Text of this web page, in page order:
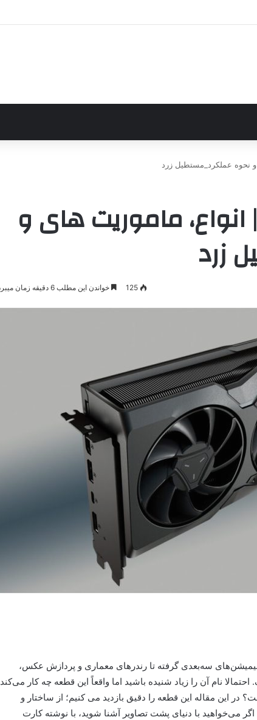
نحوه عملکرد_مستطیل زرد
ماموریت های و
زرد
125 خواندن این مطلب 6 دقیقه زمان میبرد
سه‌بعدی گرفته تا رندرهای معماری و پردازش عکس،
نام آن را زیاد شنیده باشید اما واقعاً این قطعه چه کار می‌کند
در این مقاله این قطعه را دقیق بازدید می کنیم؛ از ساختار و
می‌خواهید با دنیای پشت تصاویر آشنا شوید، با نوشته کارت